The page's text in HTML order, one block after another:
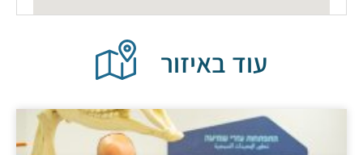
עוד באיזור